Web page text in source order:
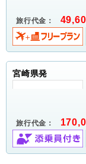
旅行代金：
宮崎県発
旅行代金：